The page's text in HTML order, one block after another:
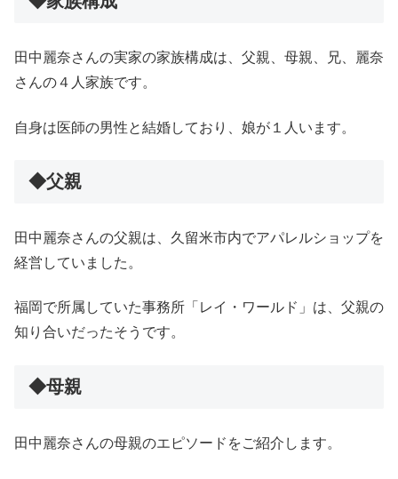
田中麗奈さんの実家の家族構成は、父親、母親、兄、麗奈
さんの４人家族です。
自身は医師の男性と結婚しており、娘が１人います。
◆父親
田中麗奈さんの父親は、久留米市内でアパレルショップを
経営していました。
福岡で所属していた事務所「レイ・ワールド」は、父親の
知り合いだったそうです。
◆母親
田中麗奈さんの母親のエピソードをご紹介します。